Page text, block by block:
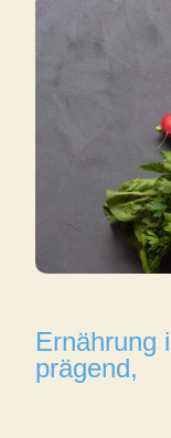
Ernährung
prägend,